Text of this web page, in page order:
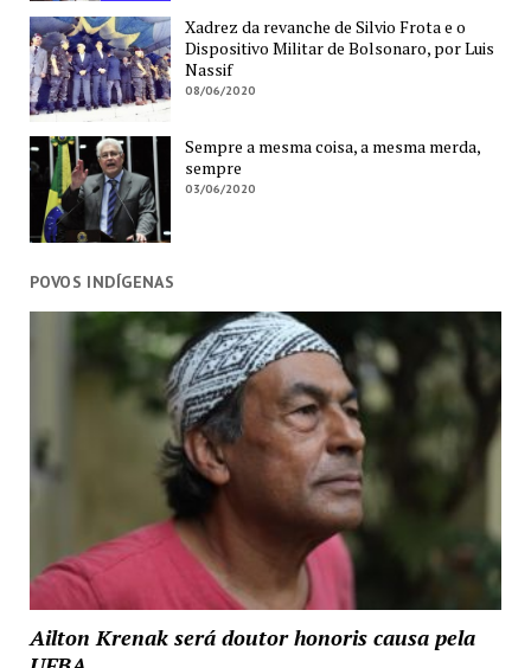
Xadrez da revanche de Silvio Frota e o
Dispositivo Militar de Bolsonaro, por Luis
Nassif
08/06/2020
Sempre a mesma coisa, a mesma merda,
sempre
03/06/2020
POVOS INDÍGENAS
Ailton Krenak será doutor honoris causa pela